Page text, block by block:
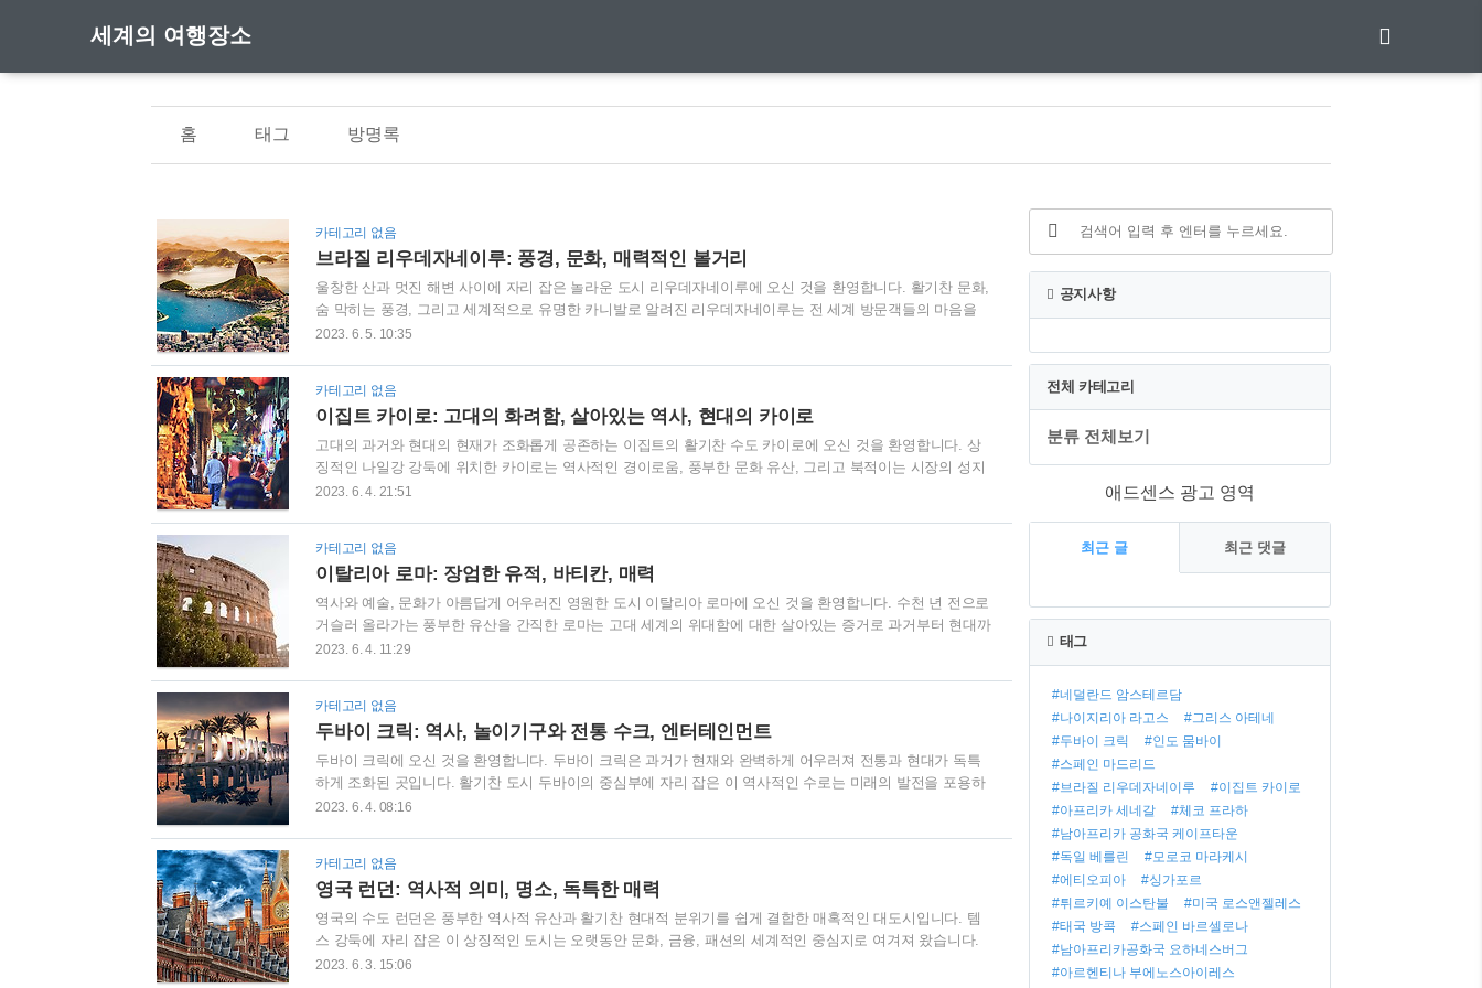
세계의 여행장소
홈 태그 방명록
카테고리 없음
브라질 리우데자네이루: 풍경, 문화, 매력적인 볼거리
울창한 산과 멋진 해변 사이에 자리 잡은 놀라운 도시 리우데자네이루에 오신 것을 환영합니다. 활기찬 문화,
숨 막히는 풍경, 그리고 세계적으로 유명한 카니발로 알려진 리우데자네이루는 전 세계 방문객들의 마음을
사로잡는 여행지입니다. 상징적인 예수상에서부터 삼바의 리듬감 있는 소리에 이르기까지, 리우는 여러분을
의 유명한 다른 곳과 비교해도 뒤지지 않는 자연의 아름다움을 자랑합니다. 코르코바도 산 정상에 위치한 상
징적인 구원자 예수상을 방문하는 것으로 탐험을 시작하십시오. 도시의 전경, 대서양의 푸른 바다, ..
2023. 6. 5. 10:35
카테고리 없음
이집트 카이로: 고대의 화려함, 살아있는 역사, 현대의 카이로
고대의 과거와 현대의 현재가 조화롭게 공존하는 이집트의 활기찬 수도 카이로에 오신 것을 환영합니다. 상
징적인 나일강 강둑에 위치한 카이로는 역사적인 경이로움, 풍부한 문화 유산, 그리고 북적이는 시장의 성지
입니다. 기자의 경외심을 불러일으키는 피라미드에서 이슬람 카이로의 번화한 거리에 이르기까지, 이 도시는
서 가장 상징적인 건축물의 고향입니다. 고대 세계 7대 불가사의인 거대한 건축물들을 감탄하며 바라봅니다.
바로 기자의 피라미드는 완벽한 구조와 이 거대한 구조물들을 둘러싸고 있는 믿기지않는 건축물..
2023. 6. 4. 21:51
카테고리 없음
이탈리아 로마: 장엄한 유적, 바티칸, 매력
역사와 예술, 문화가 아름답게 어우러진 영원한 도시 이탈리아 로마에 오신 것을 환영합니다. 수천 년 전으로
거슬러 올라가는 풍부한 유산을 간직한 로마는 고대 세계의 위대함에 대한 살아있는 증거로 과거부터 현대까
지 많은 사랑을 받고 있습니다. 콜로세움의 웅장함에서 바티칸 시국의 정신적 유산에 이르기까지, 로마는 매
대 로마의 장엄한 유적 로마의 장엄한 유적과 고고학적인 경이로움은 방문객들을 로마 제국의 전성기로 시간
을 되돌립니다. 한때 검투 경기와 웅장한 볼거리를 개최했던 경외감을 불러일으키는 원형 경기..
2023. 6. 4. 11:29
카테고리 없음
두바이 크릭: 역사, 놀이기구와 전통 수크, 엔터테인먼트
두바이 크릭에 오신 것을 환영합니다. 두바이 크릭은 과거가 현재와 완벽하게 어우러져 전통과 현대가 독특
하게 조화된 곳입니다. 활기찬 도시 두바이의 중심부에 자리 잡은 이 역사적인 수로는 미래의 발전을 포용하
면서도 풍부한 유산을 포용하는 도시의 매혹적인 이야기를 들려줍니다. 호화로운 요트를 따라 항해하는 우아
거슬러 올라가며, 두바이 크릭은 도시의 발전에 중요한 역할을 해왔습니다. 이 번화한 수로는 한때 두바이를
드나드는 화물의 관문 역할을 하는 중요한 무역항이었습니다. 오늘날, 두바이 크릭은 도시의 초..
2023. 6. 4. 08:16
카테고리 없음
영국 런던: 역사적 의미, 명소, 독특한 매력
영국의 수도 런던은 풍부한 역사적 유산과 활기찬 현대적 분위기를 쉽게 결합한 매혹적인 대도시입니다. 템
스 강둑에 자리 잡은 이 상징적인 도시는 오랫동안 문화, 금융, 패션의 세계적인 중심지로 여겨져 왔습니다.
유명한 랜드마크와 문화 기관에서부터 다양한 요리 장면과 번화한 시장에 이르기까지, 런던은 현지인과 방문
2023. 6. 3. 15:06
공지사항
전체 카테고리
분류 전체보기
애드센스 광고 영역
최근 글 최근 댓글
태그
#네덜란드 암스테르담
#나이지리아 라고스
#그리스 아테네
#두바이 크릭
#인도 뭄바이
#스페인 마드리드
#브라질 리우데자네이루
#이집트 카이로
#아프리카 세네갈
#체코 프라하
#남아프리카 공화국 케이프타운
#독일 베를린
#모로코 마라케시
#에티오피아
#싱가포르
#튀르키예 이스탄불
#미국 로스앤젤레스
#태국 방콕
#스페인 바르셀로나
#남아프리카공화국 요하네스버그
#아르헨티나 부에노스아이레스